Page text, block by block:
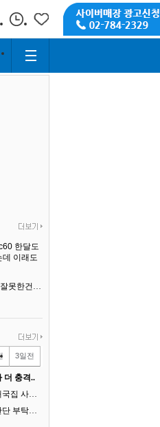
한달도
데 이래도
주차빌런같은데 제가 잘못한건가요
3일전
더 충격..
자식농사 망친 순대국집 사장..
제가 이상한건지 판단 부탁드..